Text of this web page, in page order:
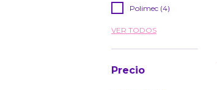
Polimec (4)
VER TODOS
Precio